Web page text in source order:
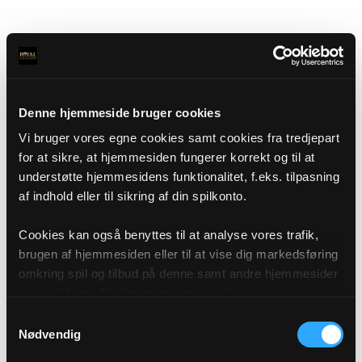
Denne hjemmeside bruger cookies
Vi bruger vores egne cookies samt cookies fra tredjepart
for at sikre, at hjemmesiden fungerer korrekt og til at
understøtte hjemmesidens funktionalitet, f.eks. tilpasning
af indhold eller til sikring af din spilkonto.
Cookies kan også benyttes til at analyse vores trafik,
brugen af hjemmesiden eller til at vise dig markedsføring
omkring spil og tilbud på denne samt andre hjemmesider
af cookies under "Detaljer" eller ved at klikke videre til
vores Cookiepolitik, som du finder i bunden af vores
Nødvendig